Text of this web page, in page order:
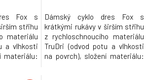
Fox s
střihu
materiálu
a vlhkosti
materiálu:
Dámský cyklo dres Fox s
krátkými rukávy v širším střihu
z rychloschnoucího materiálu
TruDri (odvod potu a vlhkosti
na povrch), složení materiálu: